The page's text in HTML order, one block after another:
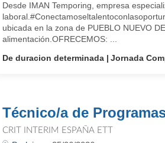
Desde IMAN Temporing, empresa
ubicada en la zona de PUEBLO NUEVO
alimentación.OFRECEMOS: ...
De duracion determinada
Jornada
Técnico/a de
CRIT INTERIM ESPAÑA ETT